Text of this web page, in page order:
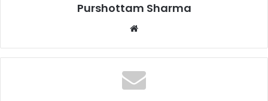
Purshottam Sharma
b
s
i